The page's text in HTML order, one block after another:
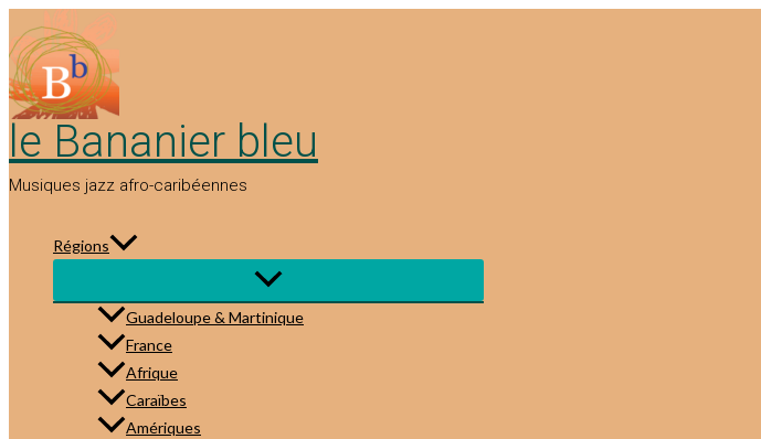
au
contenu
le Bananier bleu
Musiques jazz afro-caribéennes
Régions
Guadeloupe & Martinique
France
Afrique
Caraïbes
Amériques